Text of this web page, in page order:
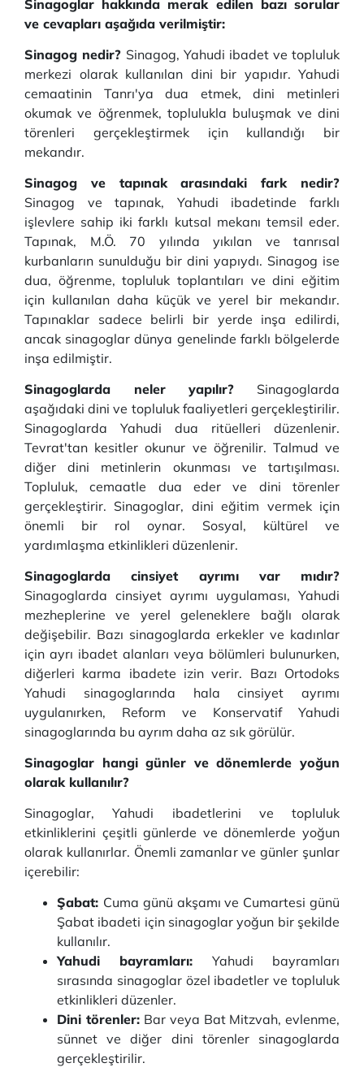
Sinagoglar hakkında merak edilen bazı sorular
ve cevapları aşağıda verilmiştir:
Sinagog nedir? Sinagog, Yahudi ibadet ve topluluk
merkezi olarak kullanılan dini bir yapıdır. Yahudi
cemaatinin Tanrı'ya dua etmek, dini metinleri
okumak ve öğrenmek, toplulukla buluşmak ve dini
törenleri gerçekleştirmek için kullandığı bir
mekandır.
Sinagog ve tapınak arasındaki fark nedir?
Sinagog ve tapınak, Yahudi ibadetinde farklı
işlevlere sahip iki farklı kutsal mekanı temsil eder.
Tapınak, M.Ö. 70 yılında yıkılan ve tanrısal
kurbanların sunulduğu bir dini yapıydı. Sinagog ise
dua, öğrenme, topluluk toplantıları ve dini eğitim
için kullanılan daha küçük ve yerel bir mekandır.
Tapınaklar sadece belirli bir yerde inşa edilirdi,
ancak sinagoglar dünya genelinde farklı bölgelerde
inşa edilmiştir.
Sinagoglarda neler yapılır? Sinagoglarda
aşağıdaki dini ve topluluk faaliyetleri gerçekleştirilir.
Sinagoglarda Yahudi dua ritüelleri düzenlenir.
Tevrat'tan kesitler okunur ve öğrenilir. Talmud ve
diğer dini metinlerin okunması ve tartışılması.
Topluluk, cemaatle dua eder ve dini törenler
gerçekleştirir. Sinagoglar, dini eğitim vermek için
önemli bir rol oynar. Sosyal, kültürel ve
yardımlaşma etkinlikleri düzenlenir.
Sinagoglarda cinsiyet ayrımı var mıdır?
Sinagoglarda cinsiyet ayrımı uygulaması, Yahudi
mezheplerine ve yerel geleneklere bağlı olarak
değişebilir. Bazı sinagoglarda erkekler ve kadınlar
için ayrı ibadet alanları veya bölümleri bulunurken,
diğerleri karma ibadete izin verir. Bazı Ortodoks
Yahudi sinagoglarında hala cinsiyet ayrımı
uygulanırken, Reform ve Konservatif Yahudi
sinagoglarında bu ayrım daha az sık görülür.
Sinagoglar hangi günler ve dönemlerde yoğun
olarak kullanılır?
Sinagoglar, Yahudi ibadetlerini ve topluluk
etkinliklerini çeşitli günlerde ve dönemlerde yoğun
olarak kullanırlar. Önemli zamanlar ve günler şunlar
içerebilir:
Şabat: Cuma günü akşamı ve Cumartesi günü
Şabat ibadeti için sinagoglar yoğun bir şekilde
kullanılır.
Yahudi bayramları: Yahudi bayramları
sırasında sinagoglar özel ibadetler ve topluluk
etkinlikleri düzenler.
Dini törenler: Bar veya Bat Mitzvah, evlenme,
sünnet ve diğer dini törenler sinagoglarda
gerçekleştirilir.